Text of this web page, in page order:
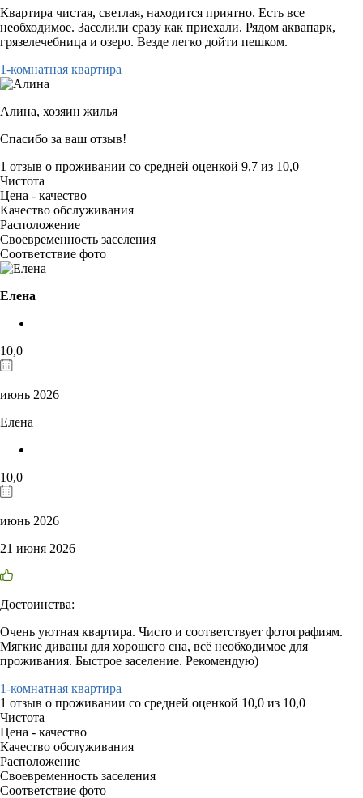
Квартира чистая, светлая, находится приятно. Есть все
необходимое. Заселили сразу как приехали. Рядом аквапарк,
грязелечебница и озеро. Везде легко дойти пешком.
1-комнатная квартира
Алина, хозяин жилья
Спасибо за ваш отзыв!
1 отзыв о проживании со средней оценкой 9,7 из 10,0
Чистота
Цена - качество
Качество обслуживания
Расположение
Своевременность заселения
Соответствие фото
Елена
10,0
июнь 2026
Елена
10,0
июнь 2026
21 июня 2026
Достоинства:
Очень уютная квартира. Чисто и соответствует фотографиям.
Мягкие диваны для хорошего сна, всё необходимое для
проживания. Быстрое заселение. Рекомендую)
1-комнатная квартира
1 отзыв о проживании со средней оценкой 10,0 из 10,0
Чистота
Цена - качество
Качество обслуживания
Расположение
Своевременность заселения
Соответствие фото